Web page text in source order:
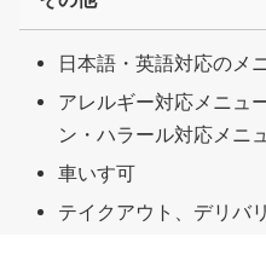
日本語・英語対応のメ
アレルギー対応メニュ
ン・ハラール対応メニ
車いす可
テイクアウト、デリバ